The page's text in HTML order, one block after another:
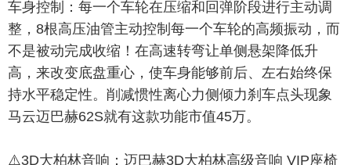
车身控制：每一个车轮在压缩和回弹阶段进行主动调
整，8根高压油管主动控制每一个车轮的高频振动，而
不是被动完成收缩！在高速转弯让单侧悬架降低升
高，来改变底盘重心，使车身能够前后、左右始终保
持水平稳定性。削减惯性离心力侧倾力刹车点头现象
马云迈巴赫62S就有这款功能市值45万。
⚠️3D大柏林音响：迈巴赫3D大柏林高级音响 VIP座椅